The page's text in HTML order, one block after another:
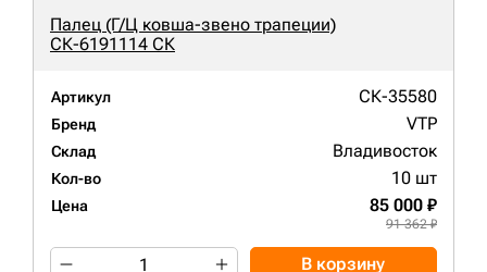
Палец (Г/Ц ковша-звено трапеции)
СК-6191114 СК
Артикул СК-35580
Бренд VTP
Склад Владивосток
Кол-во 10 шт
Цена 85 000 ₽
91 362 ₽
В корзину